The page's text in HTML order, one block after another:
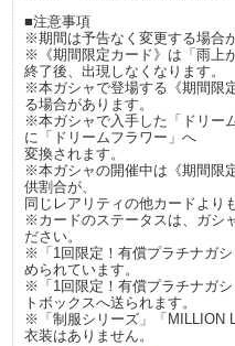
■注意事項
※期間は予告なく変更する場合
※《期間限定カード》は「雨上
終了後、出現しなくなります。
※本ガシャで登場する《期間限
る場合があります。
※本ガシャで入手した「ドリー
に「ドリームフラワー」へ
変換されます。
※本ガシャの開催中は《期間限
供割合が、
同じレアリティの他カードより
※カードのステータスは、ガシ
ださい。
※「1回限定！有償プラチナガ
められています。
※「1回限定！有償プラチナガ
トボックスへ送られます。
※「制服シリーズ」「MILLION
衣装はありません。